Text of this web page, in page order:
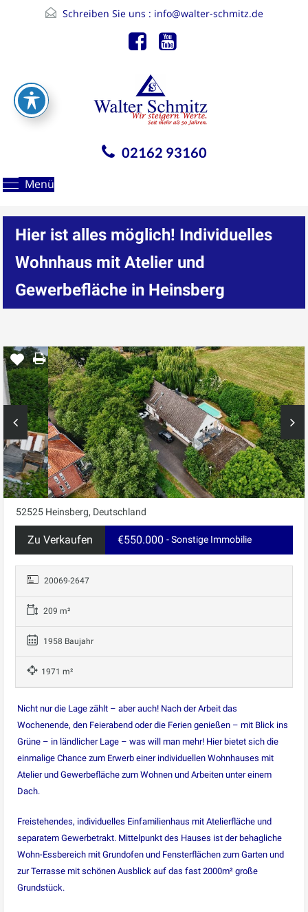
Schreiben Sie uns : info@walter-schmitz.de
02162 93160
Menü
Hier ist alles möglich! Individuelles
Wohnhaus mit Atelier und
Gewerbefläche in Heinsberg
52525 Heinsberg, Deutschland
Zu Verkaufen €550.000 - Sonstige Immobilie
20069-2647
209 m²
1958 Baujahr
1971 m²
Nicht nur die Lage zählt – aber auch! Nach der Arbeit das
Wochenende, den Feierabend oder die Ferien genießen – mit Blick ins
Grüne – in ländlicher Lage – was will man mehr! Hier bietet sich die
einmalige Chance zum Erwerb einer individuellen Wohnhauses mit
Atelier und Gewerbefläche zum Wohnen und Arbeiten unter einem
Dach.
Freistehendes, individuelles Einfamilienhaus mit Atelierfläche und
separatem Gewerbetrakt. Mittelpunkt des Hauses ist der behagliche
Wohn-Essbereich mit Grundofen und Fensterflächen zum Garten und
zur Terrasse mit schönen Ausblick auf das fast 2000m² große
Grundstück.